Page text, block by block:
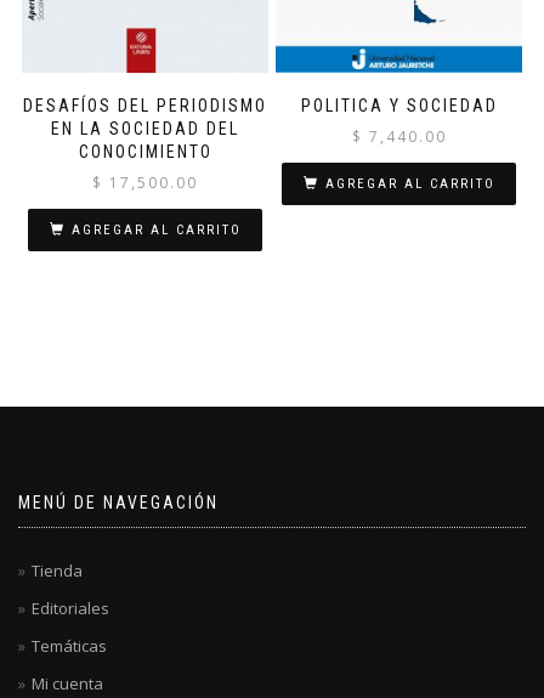
DESAFÍOS DEL PERIODISMO
EN LA SOCIEDAD DEL
CONOCIMIENTO
$ 17,500.00
AGREGAR AL CARRITO
POLITICA Y SOCIEDAD
$ 7,440.00
AGREGAR AL CARRITO
MENÚ DE NAVEGACIÓN
Tienda
Editoriales
Temáticas
Mi cuenta